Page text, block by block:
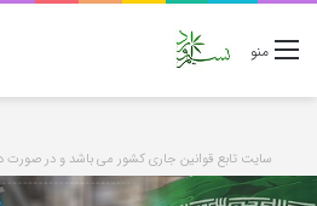
منو
سایت تابع قوانین جاری کشور می باشد و در